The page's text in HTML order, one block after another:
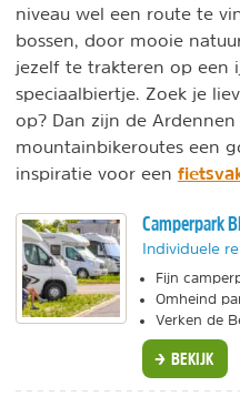
niveau wel een route te
bossen, door mooie
jezelf te trakteren op een
speciaalbiertje. Zoek je
op? Dan zijn de
mountainbikeroutes een
inspiratie voor een
Camperpark
Individuele
Fijn
Omheind
Verken de
BEKIJK